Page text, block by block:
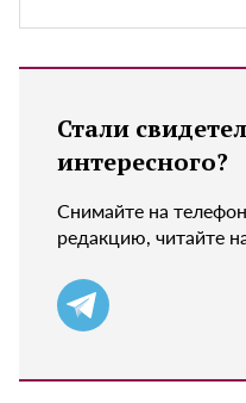
Стали
интересного?
Снимайте на
редакцию, читайте